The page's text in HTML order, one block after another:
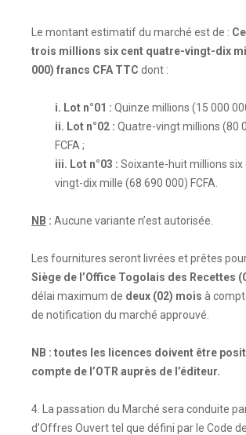
Le montant estimatif du marché est de :
trois millions six cent quatre-vingt-dix
000) francs CFA TTC dont :
i. Lot n°01 : Quinze millions (15 000
ii. Lot n°02 : Quatre-vingt millions (80
FCFA ;
iii. Lot n°03 : Soixante-huit millions
vingt-dix mille (68 690 000) FCFA.
NB : Aucune variante n’est autorisée.
Les fournitures seront livrées et prêtes
Siège de l’Office Togolais des Recettes
délai maximum de deux (02) mois à
de notification du marché approuvé.
NB : toutes les licences doivent être
compte de l’OTR auprès de l’éditeur.
4. La passation du Marché sera conduite
d’Offres Ouvert tel que défini par le Code